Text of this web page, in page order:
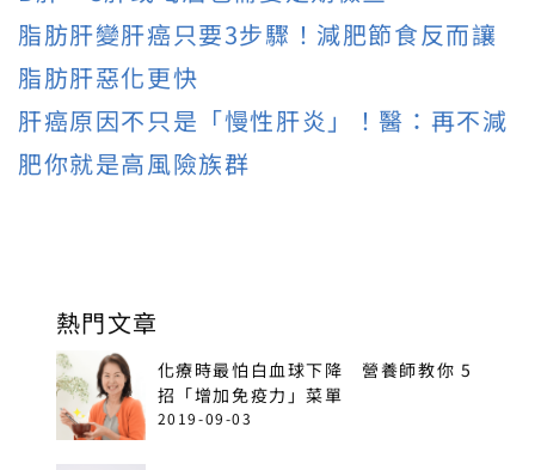
脂肪肝變肝癌只要3步驟！減肥節食反而讓
脂肪肝惡化更快
肝癌原因不只是「慢性肝炎」！醫：再不減
肥你就是高風險族群
熱門文章
化療時最怕白血球下降 營養師教你 5
招「增加免疫力」菜單
2019-09-03